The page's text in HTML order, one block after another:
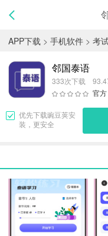
APP下载 > 手机软件 > 考
邻国泰语
333次下载
官方
优先下载豌豆荚安
装，更安全